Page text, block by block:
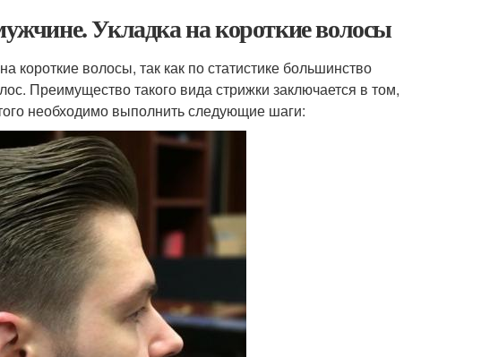
Укладка на короткие волосы
волосы, так как по статистике большинство
Преимущество такого вида стрижки заключается в том,
необходимо выполнить следующие шаги: